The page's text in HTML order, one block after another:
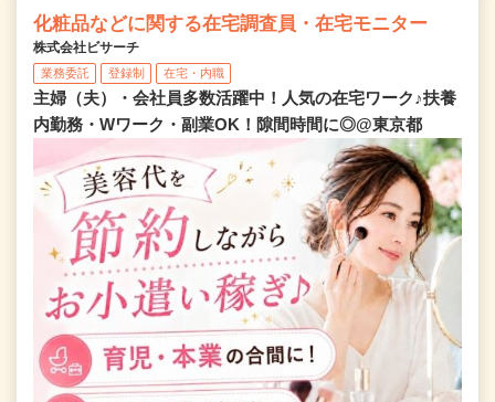
化粧品などに関する在宅調査員・在宅モニター
株式会社ビサーチ
業務委託 登録制 在宅・内職
主婦（夫）・会社員多数活躍中！人気の在宅ワーク♪扶養
内勤務・Wワーク・副業OK！隙間時間に◎@東京都